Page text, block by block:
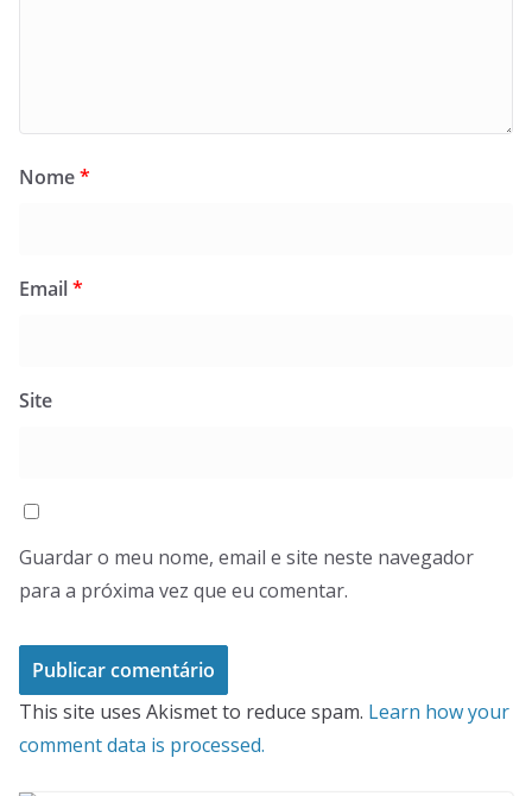
Nome*
Email*
Site
Guardar o meu nome, email e site neste navegador
para a próxima vez que eu comentar.
This site uses Akismet to reduce spam. Learn how your
comment data is processed.